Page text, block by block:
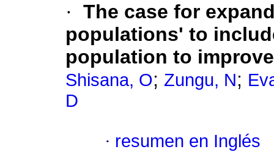
· The case for
populations' to
population to
Shisana, O; Zungu, N;
D
· resumen en Inglés